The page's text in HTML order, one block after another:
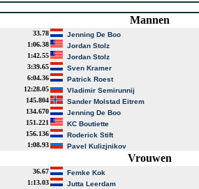
Mannen
33.78 Jenning De Boo
1:06.38 Jordan Stolz
1:42.55 Jordan Stolz
3:39.65 Sven Kramer
6:04.36 Patrick Roest
12:28.05 Vladimir Semirunnij
145.804 Sander Molstad Eitrem
134.670 Jenning De Boo
151.221 KC Boutiette
156.136 Roderick Stift
1:08.93 Pavel Kulizjnikov
Vrouwen
36.67 Femke Kok
1:13.03 Jutta Leerdam